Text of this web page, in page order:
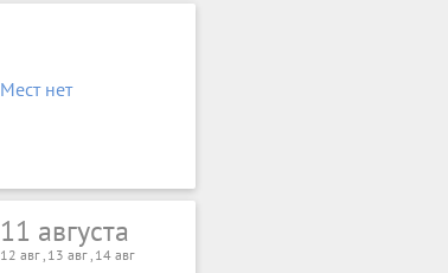
Мест нет
11 августа
12 авг , 13 авг , 14 авг